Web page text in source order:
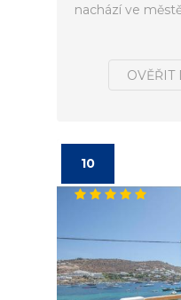
nachází ve
OVĚŘIT
10